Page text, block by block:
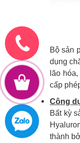
Bộ sản
dụng
lão
cấp
Công
Bất kỳ
thành